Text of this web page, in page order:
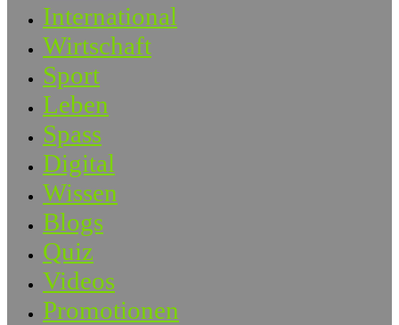
International
Wirtschaft
Sport
Leben
Spass
Digital
Wissen
Blogs
Quiz
Videos
Promotionen